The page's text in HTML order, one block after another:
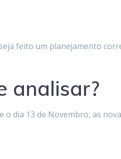
feito um planejamento
analisar?
o dia 13 de Novembro, as